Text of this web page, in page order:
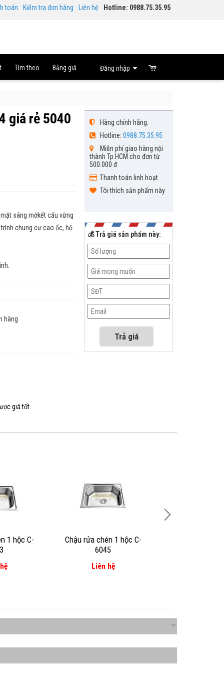
toán Kiểm tra đơn hàng Liên hệ Hotline: 0988.75.35.95
Tìm theo Bảng giá Đăng nhập
giá rẻ 5040
sáng mờkết cấu vững
chung cư cao ốc, hộ
hàng
giá tốt.
Hàng chính hãng.
Hotline:0988.75.35.95
Miễn phí giao hàng nội
thành Tp.HCM cho đơn từ
500.000 đ
Thanh toán linh hoạt
Tôi thích sản phẩm này
💰 Trả giá sản phẩm này:
1 hộc C-
Chậu rửa chén 1 hộc C-
6045
Liên hệ